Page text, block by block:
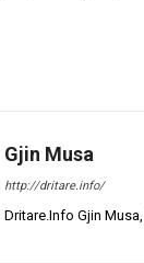
Gjin Musa
http://dritare.info/
Dritare.Info Gjin